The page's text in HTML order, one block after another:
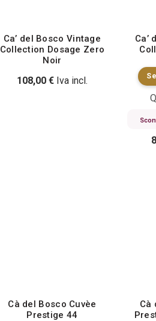
Ca’ del Bosco Vintage
Collection Dosage Zero
Noir
108,00 € Iva incl.
Ca’
Cà del Bosco Cuvèe
Prestige 44
Cà